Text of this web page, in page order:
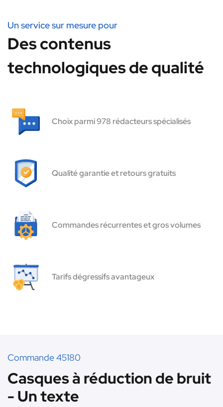
Un service sur mesure pour
Des contenus
technologiques de qualité
Choix parmi 978 rédacteurs spécialisés
Qualité garantie et retours gratuits
Commandes récurrentes et gros volumes
Tarifs dégressifs avantageux
Commande 45180
Casques à réduction de bruit
- Un texte